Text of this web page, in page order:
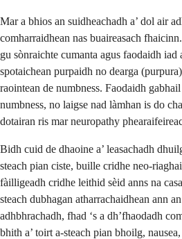
Mar a bhios an suidheachadh a’ dol air
comharraidhean nas buaireasach
gu sònraichte cumanta agus faodaidh iad
spotaichean purpaidh no dearga
raointean de numbness. Faodaidh
numbness, no laigse nad làmhan is do
dotairan ris mar neuropathy
Bidh cuid de dhaoine a’ leasachadh
steach pian ciste, buille cridhe neo-
fàilligeadh cridhe leithid sèid anns na
steach dubhagan atharrachaidhean ann
adhbhrachadh, fhad ‘s a dh’fhaodadh
bhith a’ toirt a-steach pian bhoilg,